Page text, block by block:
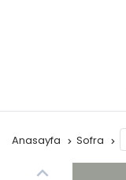
Anasayfa Sofra